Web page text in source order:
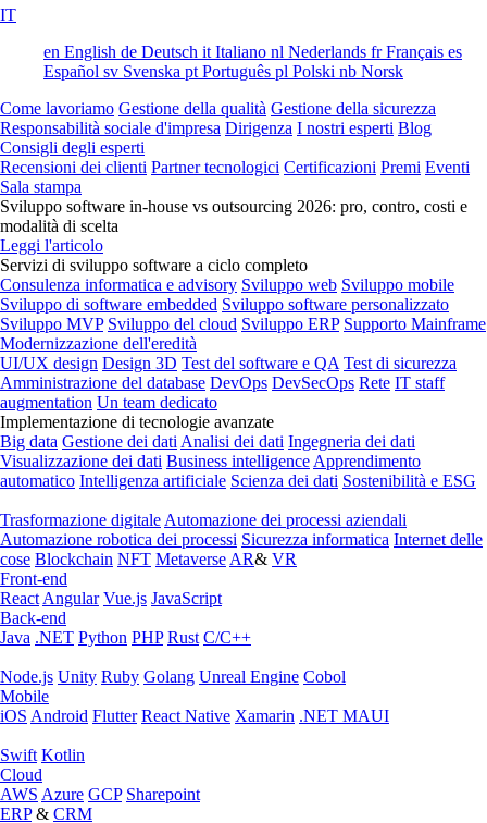
IT
en English de Deutsch it Italiano nl Nederlands frFrançais es
Español sv Svenska pt Português pl Polski nb Norsk
Come lavoriamo Gestione della qualità Gestione della sicurezza
Responsabilità sociale d'impresa Dirigenza I nostri esperti Blog
Consigli degli esperti
Recensioni dei clienti Partner tecnologici Certificazioni Premi Eventi
Sala stampa
Sviluppo software in-house vs outsourcing 2026: pro, contro, costi e
modalità di scelta
Leggi l'articolo
Servizi di sviluppo software a ciclo completo
Consulenza informatica e advisory Sviluppo web Sviluppo mobile
Sviluppo di software embedded Sviluppo software personalizzato
Sviluppo MVP Sviluppo del cloud Sviluppo ERP Supporto Mainframe
Modernizzazione dell'eredità
UI/UX design Design 3D Test del software e QA Test di sicurezza
Amministrazione del database DevOps DevSecOps Rete IT staff
augmentation Un team dedicato
Implementazione di tecnologie avanzate
Big data Gestione dei dati Analisi dei dati Ingegneria dei dati
Visualizzazione dei dati Business intelligence Apprendimento
automatico Intelligenza artificiale Scienza dei dati Sostenibilità e ESG
Trasformazione digitale Automazione dei processi aziendali
Automazione robotica dei processi Sicurezza informatica Internet delle
cose Blockchain NFT Metaverse AR& VR
Front-end
React Angular Vue.js JavaScript
Back-end
Java .NET Python PHP Rust C/C++
Node.js Unity Ruby Golang Unreal Engine Cobol
Mobile
iOS Android Flutter React Native Xamarin .NET MAUI
Swift Kotlin
Cloud
AWS Azure GCP Sharepoint
ERP& CRM